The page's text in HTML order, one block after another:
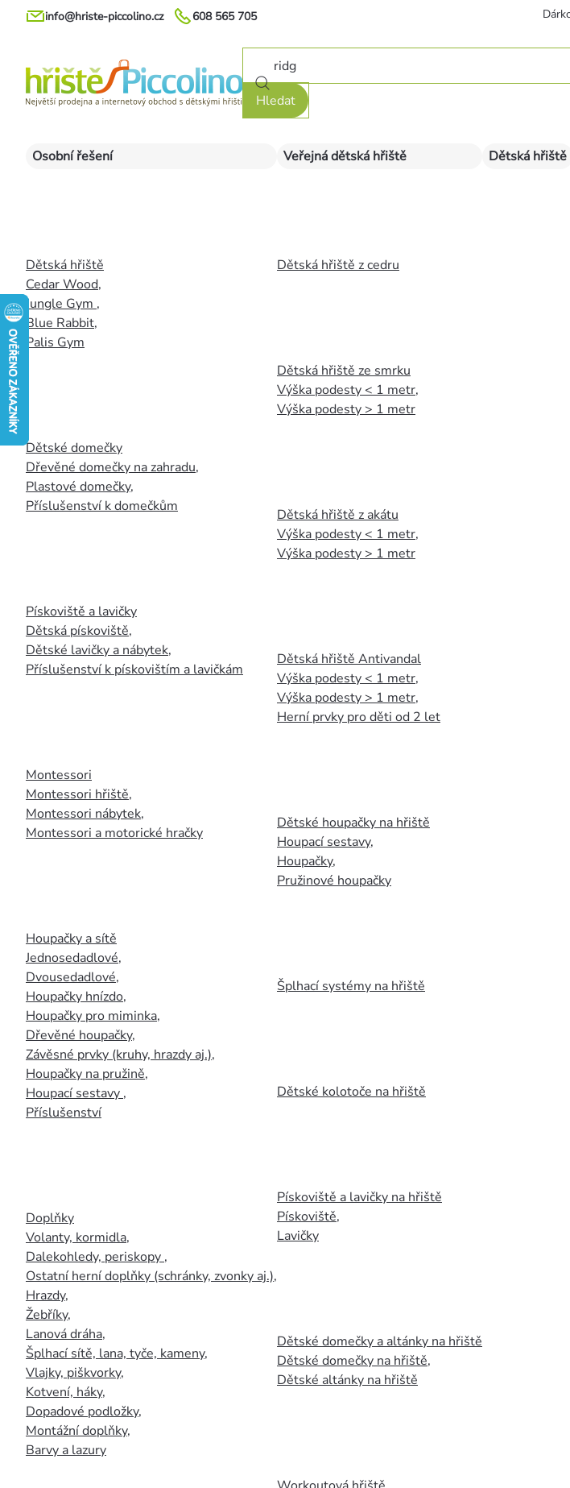
Přejít
608 565 705
info@hriste-piccolino.cz
Hledat
Osobní řešení
Dětská hřiště
Cedar Wood,
Jungle Gym ,
Blue Rabbit,
Palis Gym
Dětské domečky
Dřevěné domečky na zahradu,
Plastové domečky,
Příslušenství k domečkům
Pískoviště a lavičky
Dětská pískoviště,
Dětské lavičky a nábytek,
Příslušenství k pískovištím a lavičkám
Montessori
Montessori hřiště,
Montessori nábytek,
Montessori a motorické hračky
Houpačky a sítě
Jednosedadlové,
Dvousedadlové,
Houpačky hnízdo,
Houpačky pro miminka,
Dřevěné houpačky,
Závěsné prvky (kruhy, hrazdy aj.),
Houpačky na pružině,
Houpací sestavy ,
Příslušenství
Doplňky
Volanty, kormidla,
Dalekohledy, periskopy ,
Ostatní herní doplňky (schránky, zvonky aj.),
Hrazdy,
Žebříky,
Lanová dráha,
Šplhací sítě, lana, tyče, kameny,
Vlajky, piškvorky,
Kotvení, háky,
Dopadové podložky,
Montážní doplňky,
Barvy a lazury
Veřejná dětská hřiště
Dětská hřiště z cedru
Dětská hřiště ze smrku
Výška podesty < 1 metr,
Výška podesty > 1 metr
Dětská hřiště z akátu
Výška podesty < 1 metr,
Výška podesty > 1 metr
Dětská hřiště Antivandal
Výška podesty < 1 metr,
Výška podesty > 1 metr,
Herní prvky pro děti od 2 let
Dětské houpačky na hřiště
Houpací sestavy,
Houpačky,
Pružinové houpačky
Šplhací systémy na hřiště
Dětské kolotoče na hřiště
Pískoviště a lavičky na hřiště
Pískoviště,
Lavičky
Dětské domečky a altánky na hřiště
Dětské domečky na hřiště,
Dětské altánky na hřiště
Dětská hřiště